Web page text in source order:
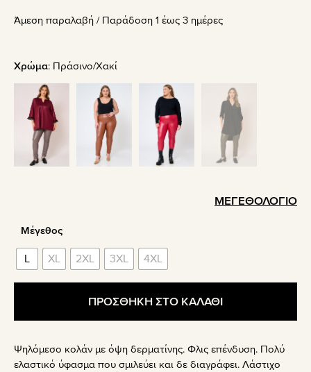
was:
τιμή
35.70€.
Άμεση παραλαβή / Παράδoση 1 έως 3 ημέρες
Χρώμα: Πράσινο/Χακί
ΜΕΓΕΘΟΛΟΓΙΟ
Μέγεθος
L XL 2XL 3XL 4XL
ΠΡΟΣΘΗΚΗ ΣΤΟ ΚΑΛΑΘΙ
Ψηλόμεσο κολάν με όψη δερματίνης. Φλις επένδυση. Πολύ
ελαστικό ύφασμα που σμιλεύει και δε διαγράφει. Λάστιχο